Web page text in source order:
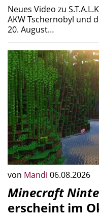
Neues Video zu
AKW Tschernobyl und
20. August…
von Mandi 06.08.2026
Minecraft
erscheint im